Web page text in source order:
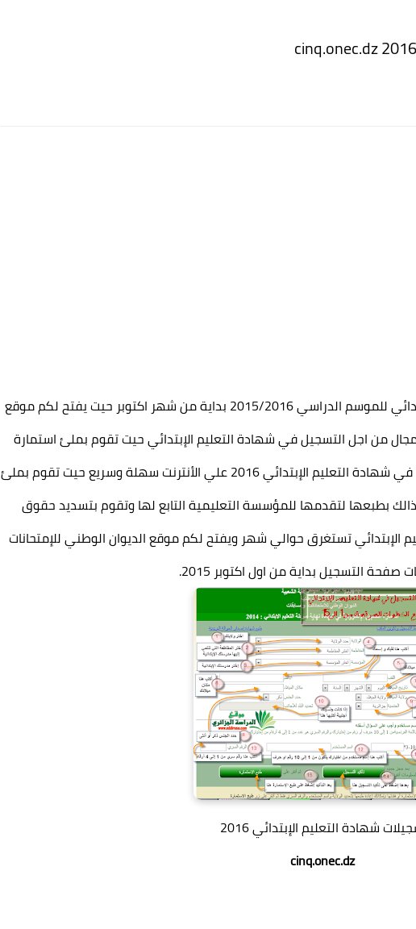
تنطلق عملية تسجيلات شهادة التعليم الإبتدائي للموسم الدراسي 2015/2016 بداية من شهر اكتوبر حيت يفتح لكم موقع
من اجل التسجيل في شهادة التعليم الإبتدائي حيت تقوم بملئ استمارة
معلومات من اجل التسجيل, طريقة التسجيل في شهادة التعليم الإبتدائي 2016 علي الأنترنت سهلة وسريع حيت تقوم بملئ
بطبعها لتقدمها للمؤسسة التعليمية التابع لها وتقوم بتسديد حقوق
الإبتدائي تستغرق حوالي شهر ويفتح لكم موقع الديوان الوطني للإمتحانات
صفحة التسجيل بداية من اول اكتوبر 2015.
شهادة التعليم الإبتدائي 2016
cinq.onec.dz